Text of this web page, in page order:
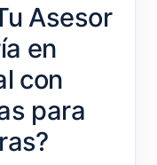
Asesor
en
con
para